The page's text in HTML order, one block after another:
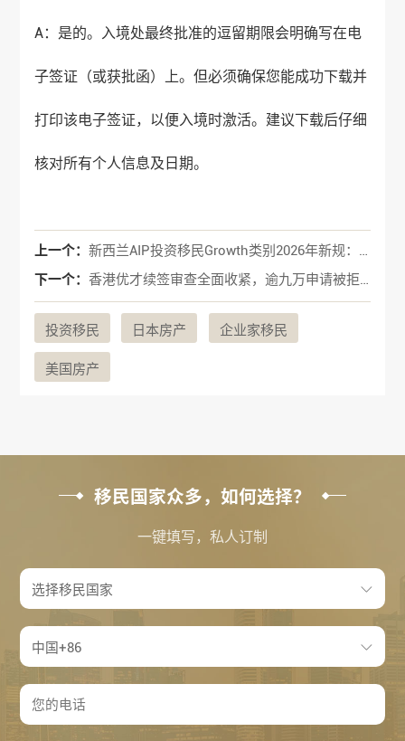
A：是的。入境处最终批准的逗留期限会明确写在电
子签证（或获批函）上。但必须确保您能成功下载并
打印该电子签证，以便入境时激活。建议下载后仔细
核对所有个人信息及日期。
上一个：
新西兰AIP投资移民Growth类别2026年新规：引入慈善捐赠选项，灵活性再升级
下一个：
香港优才续签审查全面收紧，逾九万申请被拒敲响警钟
投资移民 日本房产 企业家移民
美国房产
移民国家众多，如何选择？
一键填写，私人订制